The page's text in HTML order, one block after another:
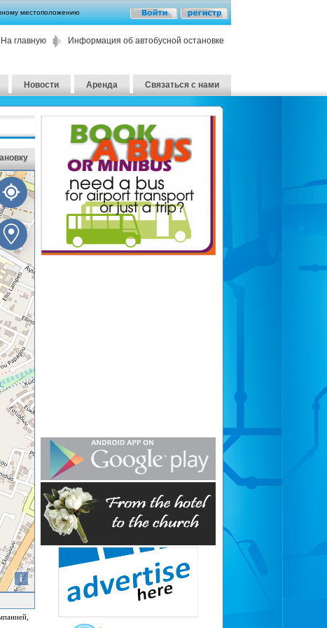
местоположению
На главную Информация об автобусной остановке
Новости Аренда Связаться с нами
i